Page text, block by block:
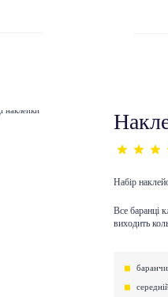
Набір
Все баранці
виходить